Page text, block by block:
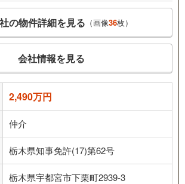
の物件詳細を見る （画像36枚）
会社情報を見る
2,490万円
仲介
栃木県知事免許(17)第62号
栃木県宇都宮市下栗町2939-3